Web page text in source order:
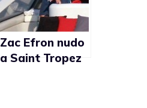
Zac Efron nudo
a Saint Tropez